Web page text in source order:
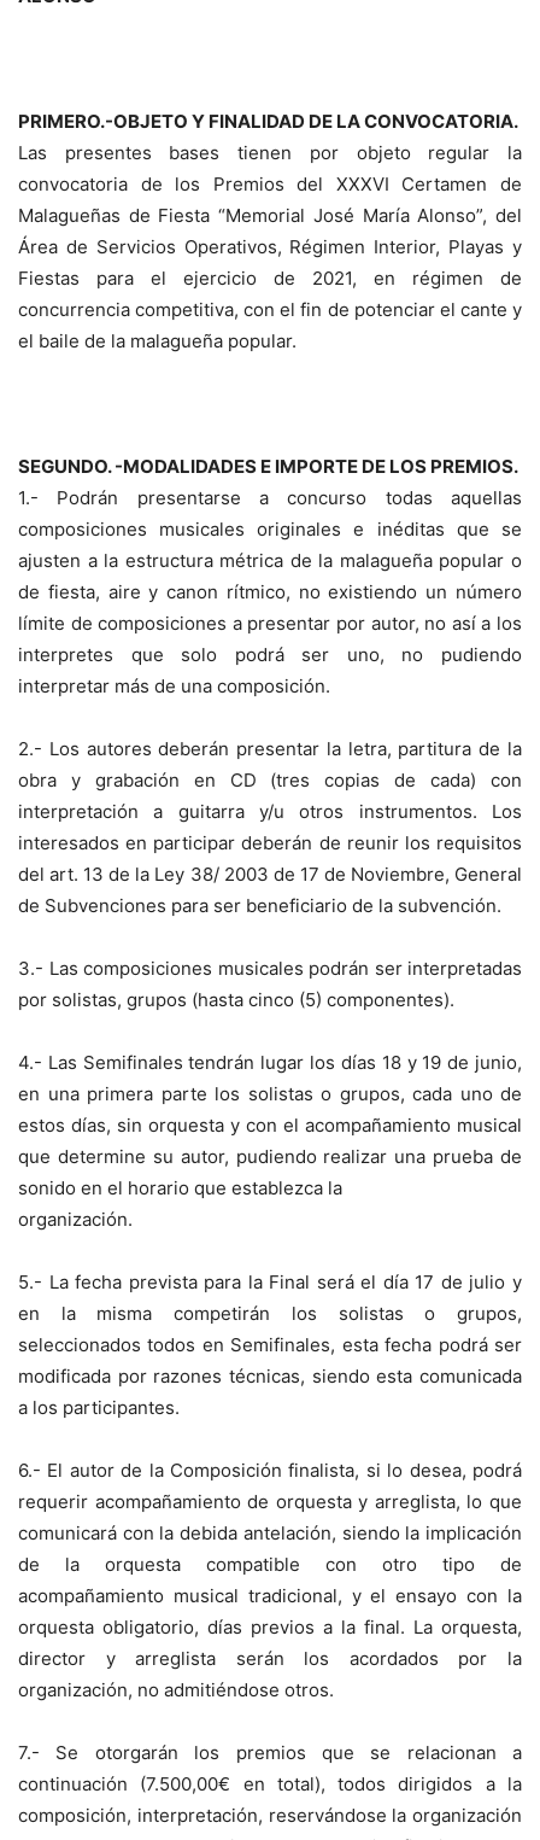
PRIMERO.-OBJETO Y FINALIDAD DE LA CONVOCATORIA.
Las presentes bases tienen por objeto regular la
convocatoria de los Premios del XXXVI Certamen de
Malagueñas de Fiesta “Memorial José María Alonso”, del
Área de Servicios Operativos, Régimen Interior, Playas y
Fiestas para el ejercicio de 2021, en régimen de
concurrencia competitiva, con el fin de potenciar el cante y
el baile de la malagueña popular.
SEGUNDO. -MODALIDADES E IMPORTE DE LOS PREMIOS.
1.- Podrán presentarse a concurso todas aquellas
composiciones musicales originales e inéditas que se
ajusten a la estructura métrica de la malagueña popular o
de fiesta, aire y canon rítmico, no existiendo un número
límite de composiciones a presentar por autor, no así a los
interpretes que solo podrá ser uno, no pudiendo
interpretar más de una composición.
2.- Los autores deberán presentar la letra, partitura de la
obra y grabación en CD (tres copias de cada) con
interpretación a guitarra y/u otros instrumentos. Los
interesados en participar deberán de reunir los requisitos
del art. 13 de la Ley 38/ 2003 de 17 de Noviembre, General
de Subvenciones para ser beneficiario de la subvención.
3.- Las composiciones musicales podrán ser interpretadas
por solistas, grupos (hasta cinco (5) componentes).
4.- Las Semifinales tendrán lugar los días 18 y 19 de junio,
en una primera parte los solistas o grupos, cada uno de
estos días, sin orquesta y con el acompañamiento musical
que determine su autor, pudiendo realizar una prueba de
sonido en el horario que establezca la
organización.
5.- La fecha prevista para la Final será el día 17 de julio y
en la misma competirán los solistas o grupos,
seleccionados todos en Semifinales, esta fecha podrá ser
modificada por razones técnicas, siendo esta comunicada
a los participantes.
6.- El autor de la Composición finalista, si lo desea, podrá
requerir acompañamiento de orquesta y arreglista, lo que
comunicará con la debida antelación, siendo la implicación
de la orquesta compatible con otro tipo de
acompañamiento musical tradicional, y el ensayo con la
orquesta obligatorio, días previos a la final. La orquesta,
director y arreglista serán los acordados por la
organización, no admitiéndose otros.
7.- Se otorgarán los premios que se relacionan a
continuación (7.500,00€ en total), todos dirigidos a la
composición, interpretación, reservándose la organización